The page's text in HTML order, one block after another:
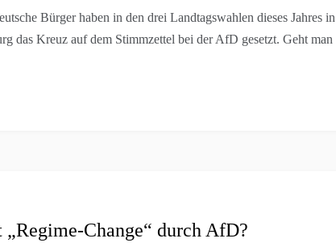
Bürger haben in den drei Landtagswahlen dieses Jahres in
das Kreuz auf dem Stimmzettel bei der AfD gesetzt. Geht man
Change“ durch AfD?